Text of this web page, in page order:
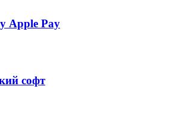
Apple Pay
софт